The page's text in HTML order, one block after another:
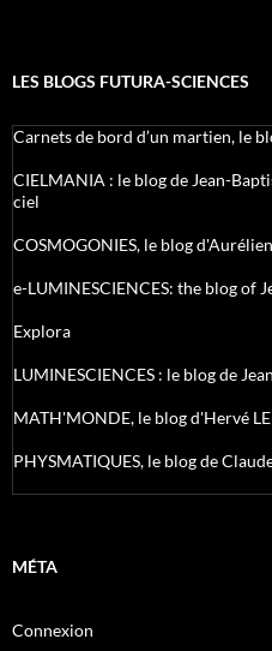
LES BLOGS FUTURA-SCIENCES
Carnets de bord d’un martien, le
CIELMANIA : le blog de Jean-
ciel
COSMOGONIES, le blog
e-LUMINESCIENCES: the blog of
Explora
LUMINESCIENCES : le blog de
MATH'MONDE, le blog d'Hervé
PHYSMATIQUES, le blog de
MÉTA
Connexion